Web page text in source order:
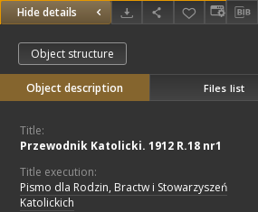
Hide details
Object structure
Object description Files list
Title:
Przewodnik Katolicki. 1912 R.18 nr1
Title execution:
Pismo dla Rodzin, Bractw i Stowarzyszeń
Katolickich